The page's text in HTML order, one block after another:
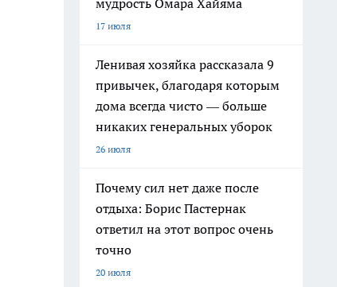
мудрость Омара Хайяма
17 июля
Ленивая хозяйка рассказала 9
привычек, благодаря которым
дома всегда чисто — больше
никаких генеральных уборок
26 июля
Почему сил нет даже после
отдыха: Борис Пастернак
ответил на этот вопрос очень
точно
20 июля